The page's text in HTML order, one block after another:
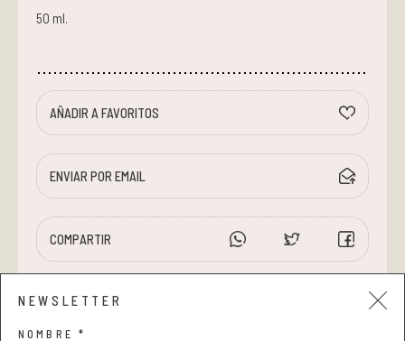
50 ml.
AÑADIR A FAVORITOS
ENVIAR POR EMAIL
COMPARTIR
NEWSLETTER
NOMBRE *